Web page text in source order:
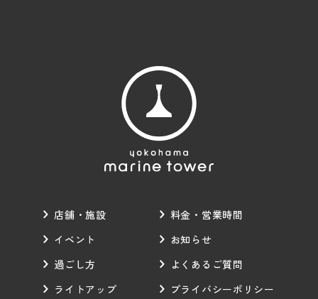
店舗・施設
イベント
過ごし方
ライトアップ
料金・営業時間
お知らせ
よくあるご質問
プライバシーポリシー